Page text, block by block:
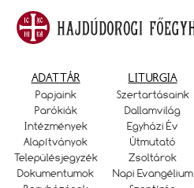
ADATTÁR
Papjaink
Parókiák
Intézmények
Alapítványok
Településjegyzék
Dokumentumok
LITURGIA
Szertartásaink
Dallamvilág
Egyházi Év
Útmutató
Zsoltárok
Napi Evangélium